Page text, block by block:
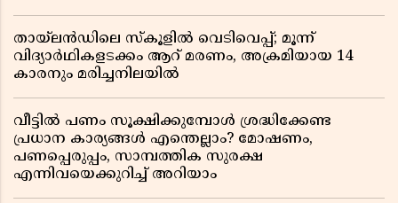
തായ്‌ലൻഡിലെ സ്‌കൂളിൽ വെടിവെപ്പ്; മൂന്ന്
വിദ്യാർഥികളടക്കം ആറ് മരണം, അക്രമിയായ 14
കാരനും മരിച്ചനിലയിൽ
വീട്ടിൽ പണം സൂക്ഷിക്കുമ്പോൾ ശ്രദ്ധിക്കേണ്ട
പ്രധാന കാര്യങ്ങൾ എന്തെല്ലാം? മോഷണം,
പണപ്പെരുപ്പം, സാമ്പത്തിക സുരക്ഷ
എന്നിവയെക്കുറിച്ച് അറിയാം